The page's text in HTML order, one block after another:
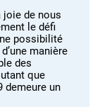
joie de nous
le défi
possibilité
manière
des
que
demeure un